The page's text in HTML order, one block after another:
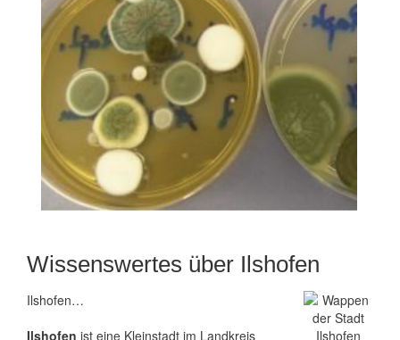
Wissenswertes über Ilshofen
Ilshofen…
Ilshofen ist eine Kleinstadt im Landkreis